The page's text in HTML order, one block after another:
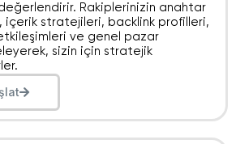
Rakiplerinizin anahtar
içerik stratejileri, backlink profilleri,
ve genel pazar
sizin için stratejik